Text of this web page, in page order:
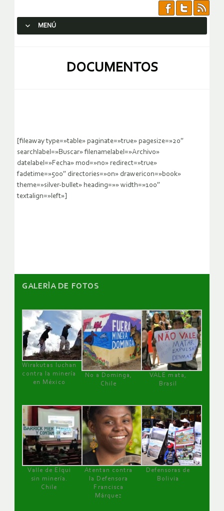
MENÚ
DOCUMENTOS
[fileaway type=»table» paginate=»true» pagesize=»20″
searchlabel=»Buscar» filenamelabel=»Archivo»
datelabel=»Fecha» mod=»no» redirect=»true»
fadetime=»500″ directories=»on» drawericon=»book»
theme=»silver-bullet» heading=»» width=»100″
textalign=»left»]
GALERÌA DE FOTOS
Wirakutas luchan
contra la minería
en México
No a Dominga,
Chile
VALE mata,
Brasil
Valle de Elqui
sin minería.
Chile
Atentan contra
la Defensora
Francisca
Márquez
Defensoras de
Bolivia